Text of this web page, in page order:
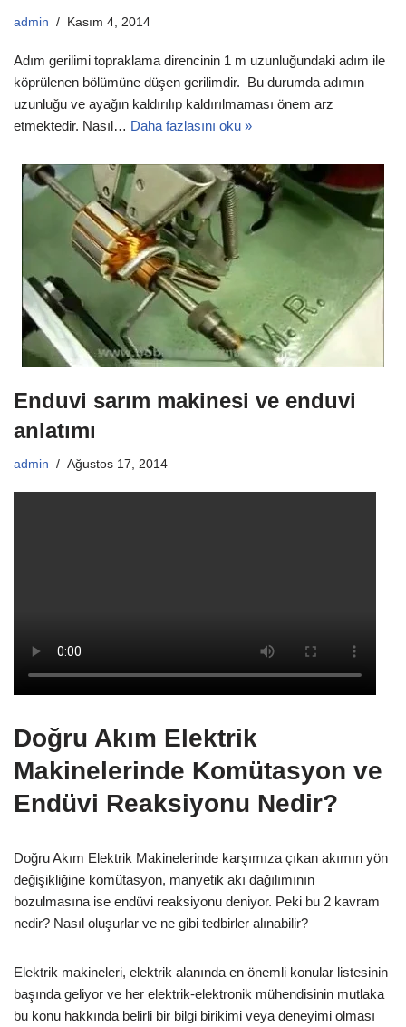
admin Kasım 4, 2014
Adım gerilimi topraklama direncinin 1 m uzunluğundaki adım ile
köprülenen bölümüne düşen gerilimdir. Bu durumda adımın
uzunluğu ve ayağın kaldırılıp kaldırılmaması önem arz
etmektedir. Nasıl… Daha fazlasını oku »
Enduvi sarım makinesi ve enduvi
anlatımı
admin Ağustos 17, 2014
Doğru Akım Elektrik
Makinelerinde Komütasyon ve
Endüvi Reaksiyonu Nedir?
Doğru Akım Elektrik Makinelerinde karşımıza çıkan akımın yön
değişikliğine komütasyon, manyetik akı dağılımının
bozulmasına ise endüvi reaksiyonu deniyor. Peki bu 2 kavram
nedir? Nasıl oluşurlar ve ne gibi tedbirler alınabilir?
Elektrik makineleri, elektrik alanında en önemli konular listesinin
başında geliyor ve her elektrik-elektronik mühendisinin mutlaka
bu konu hakkında belirli bir bilgi birikimi veya deneyimi olması